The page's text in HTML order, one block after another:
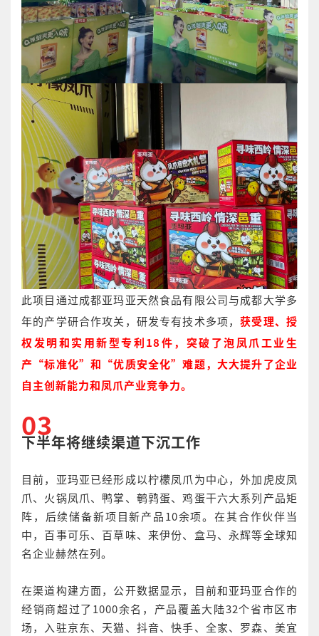
此项目通过成都亚玛亚天然食品有限公司与成都大学多
年的产学研合作攻关，研发专有技术多项，获受理、授
权发明和实用新型专利18件，突破了泡凤爪工业生
产“标准化”和“优质安全化”难题，大大提升了企业
自主创新能力和凤爪产业竞争力。
03
下半年将继续渠道下沉工作
目前，亚玛亚已经形成以柠檬凤爪为中心，外加虎皮凤
爪、火锅凤爪、鸭掌、鹌鹑蛋、鸡蛋干六大系列产品矩
阵，后续储备新项目新产品10余项。在其合作伙伴当
中，百事可乐、百草味、来伊份、盒马、永辉等全球知
名企业赫然在列。
在渠道构建方面，公开数据显示，目前和亚玛亚合作的
经销商超过了1000余名，产品覆盖大陆32个省市区市
场，入驻京东、天猫、抖音、快手、全家、罗森、美宜